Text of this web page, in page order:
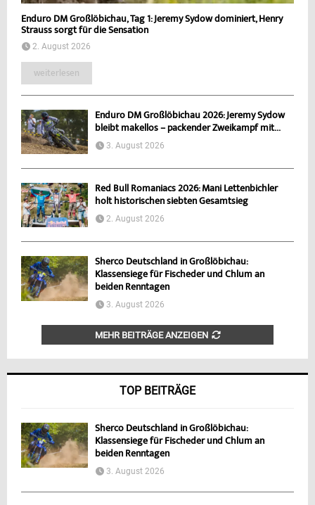
Enduro DM Großlöbichau, Tag 1: Jeremy Sydow dominiert, Henry
Strauss sorgt für die Sensation
2. August 2026
weiterlesen
Enduro DM Großlöbichau 2026: Jeremy Sydow
bleibt makellos – packender Zweikampf mit...
3. August 2026
Red Bull Romaniacs 2026: Mani Lettenbichler
holt historischen siebten Gesamtsieg
2. August 2026
Sherco Deutschland in Großlöbichau:
Klassensiege für Fischeder und Chlum an
beiden Renntagen
3. August 2026
MEHR BEITRÄGE ANZEIGEN
TOP BEITRÄGE
Sherco Deutschland in Großlöbichau:
Klassensiege für Fischeder und Chlum an
beiden Renntagen
3. August 2026